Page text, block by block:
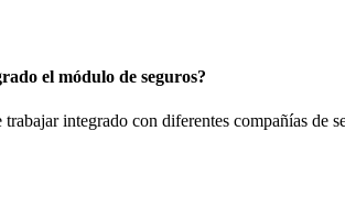
el módulo de seguros?
integrado con diferentes compañías